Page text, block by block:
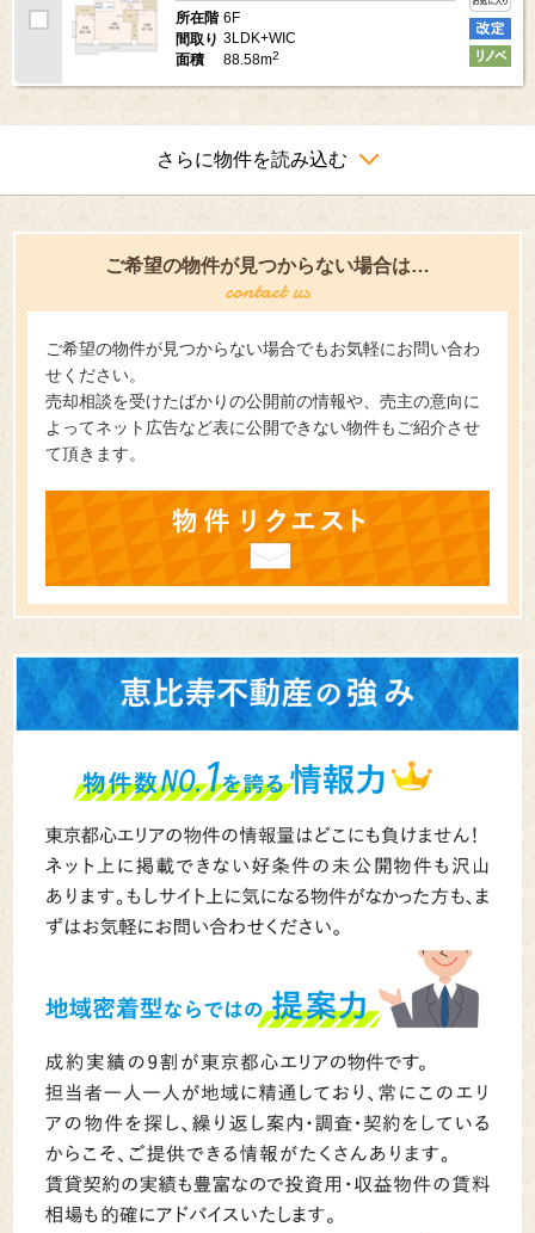
所在階 6F
間取り 3LDK+WIC
面積
88.58m2
さらに物件を読み込む
ご希望の物件が見つからない場合は…
ご希望の物件が見つからない場合でもお気軽にお問い合わ
せください。
売却相談を受けたばかりの公開前の情報や、売主の意向に
よってネット広告など表に公開できない物件もご紹介させ
て頂きます。